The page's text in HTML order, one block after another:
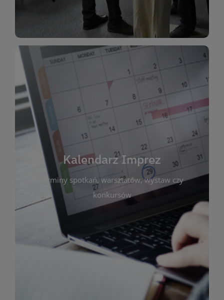
Kalendarz Imprez
terminy spotkań, warsztatów, wystaw czy
konkursów
Kalendarz Imprez
Zakładka ta gromadzi wszystkie planowane
wydarzenia kulturalne i edukacyjne organizowane
przez bibliotekę. Możesz tu sprawdzić terminy
spotkań, warsztatów, wystaw czy konkursów.
Dzięki przejrzystemu kalendarzowi łatwo
zaplanujesz udział w interesujących Cię
wydarzeniach. Aktualizujemy harmonogram na
bieżąco, by zawsze był zgodny z planem pracy
biblioteki. Zapraszamy do śledzenia i uczestnictwa
w życiu kulturalnym miasta!
WIĘCEJ